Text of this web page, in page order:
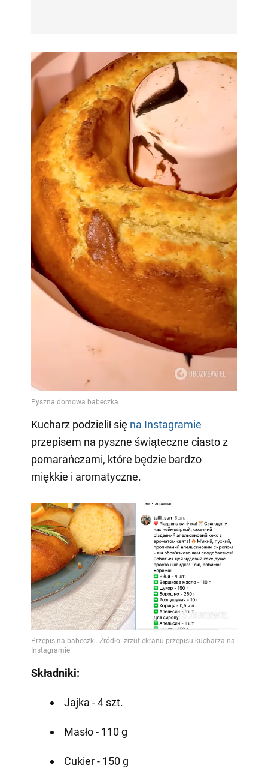
Kucharz podzielił się na Instagramie
przepisem na pyszne świąteczne ciasto z
pomarańczami, które będzie bardzo
miękkie i aromatyczne.
Składniki:
Jajka - 4 szt.
Masło - 110 g
Cukier - 150 g